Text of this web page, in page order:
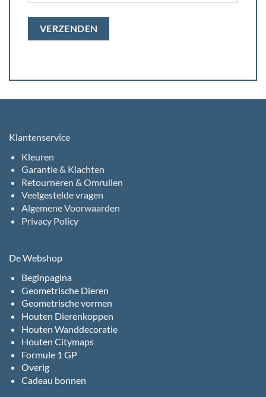
Klantenservice
Kleuren
Garantie & Klachten
Retourneren & Omruilen
Veelgestelde vragen
Algemene Voorwaarden
Privacy Policy
De Webshop
Beginpagina
Geometrische Dieren
Geometrische vormen
Houten Dierenkoppen
Houten Wanddecoratie
Houten Citymaps
Formule 1 GP
Overig
Cadeau bonnen